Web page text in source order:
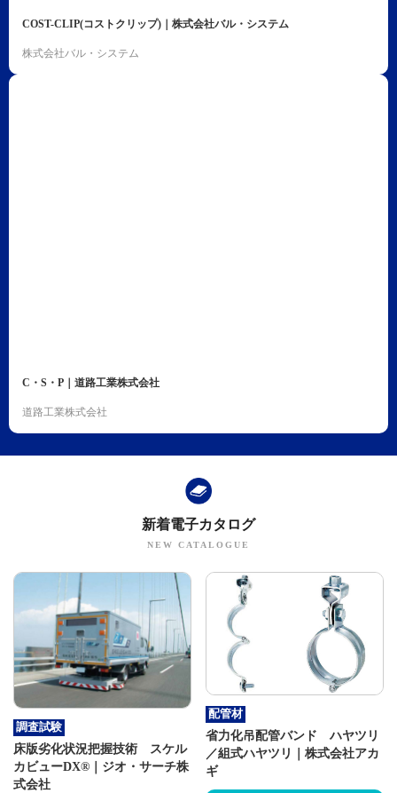
COST-CLIP(コストクリップ)｜株式会社バル・システム
株式会社バル・システム
C・S・P｜道路工業株式会社
道路工業株式会社
新着電子カタログ
調査試験
床版劣化状況把握技術 スケル
カビューDX®｜ジオ・サーチ株
式会社
配管材
省力化吊配管バンド ハヤツリ
／組式ハヤツリ｜株式会社アカ
ギ